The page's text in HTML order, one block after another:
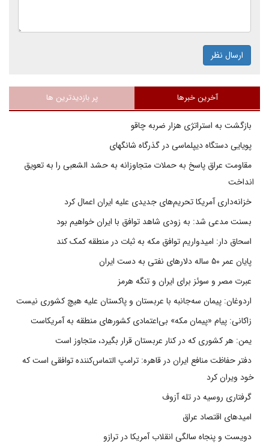
ارسال نظر
آخرین خبرها پر بازدیدترین ها
بازگشت به استراتژی هزار ضربه چاقو
پویایی دستگاه دیپلماسی در گذرگاه شانگهای
مقاومت عراق پاسخ به حملات متجاوزانه به حشد الشعبی را به تعویق
انداخت
خزانه‌داری آمریکا تحریم‌های جدیدی علیه ایران اعمال کرد
بسنت مدعی شد: به زودی شاهد توافق با ایران خواهیم بود
اسحاق دار: امیدواریم توافق مکه به ثبات در منطقه کمک کند
پایان عمر ۵۰ ساله دلارهای نفتی به دست ایران
عبرت مصر و سوئز برای ایران و تنگه هرمز
اردوغان: پیمان سه‌جانبه با عربستان و پاکستان علیه هیچ کشوری نیست
زاکانی: پیام «پیمان مکه» بی‌اعتمادی کشورهای منطقه به آمریکاست
یمن: هر کشوری که در کنار عربستان قرار بگیرد، متجاوز است
دفتر حفاظت منافع ایران در قاهره: ترامپ التماس‌کننده توافقی است که
خود ویران کرد
گرفتاری روسیه در تله آزوف
امیدهای اقتصاد عراق
دویست و پنجاه سالگی انقلاب آمریکا در ترازو